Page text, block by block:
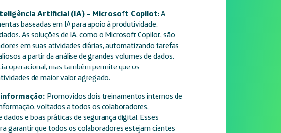
Artificial (IA) – Microsoft Copilot:A
baseadas em IA para apoio à produtividade,
As soluções de IA, como o Microsoft Copilot, são
em suas atividades diárias, automatizando tarefas
a partir da análise de grandes volumes de dados.
operacional, mas também permite que os
de maior valor agregado.
Promovidos dois treinamentos internos de
voltados a todos os colaboradores,
e boas práticas de segurança digital. Esses
garantir que todos os colaboradores estejam cientes